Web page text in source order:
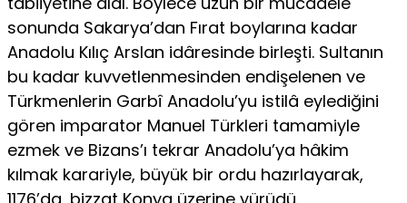
sonunda Sakarya’dan Fırat boylarına kadar
Anadolu Kılıç Arslan idâresinde birleşti. Sultanın
bu kadar kuvvetlenmesinden endişelenen ve
Türkmenlerin Garbî Anadolu’yu istilâ eylediğini
gören imparator Manuel Türkleri tamamiyle
ezmek ve Bizans’ı tekrar Anadolu’ya hâkim
kılmak karariyle, büyük bir ordu hazırlayarak,